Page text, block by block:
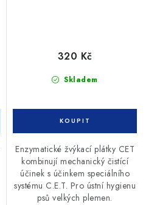
Skladem
320 Kč
Enzymatické žvýkací plátky CET
kombinují mechanický čistící
účinek s účinkem speciálního
systému C.E.T. Pro ústní hygienu
psů velkých plemen.